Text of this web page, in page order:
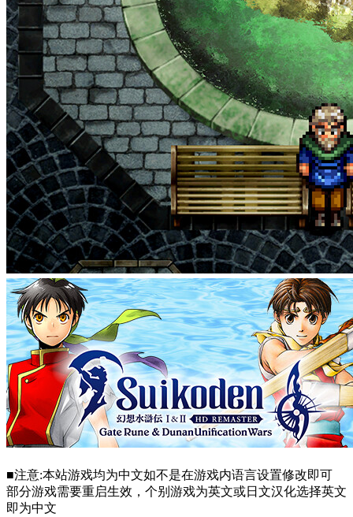
■注意:本站游戏均为中文如不是在游戏内语言设置修改即可
部分游戏需要重启生效，个别游戏为英文或日文汉化选择英文
即为中文